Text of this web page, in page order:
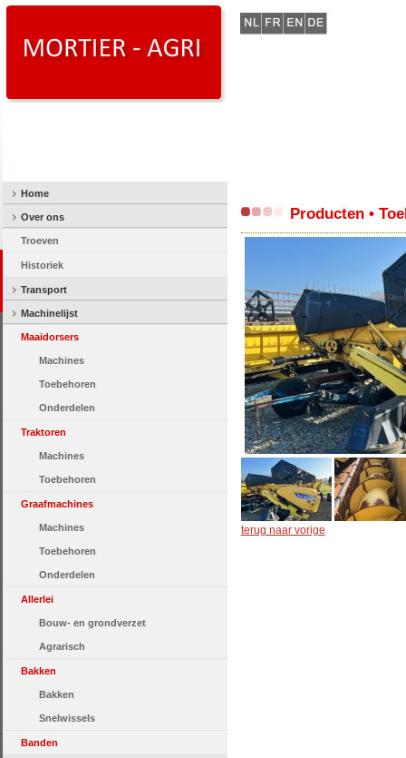
Home
Over ons
Troeven
Historiek
Transport
Machinelijst
Maaidorsers
Machines
Toebehoren
Onderdelen
Traktoren
Machines
Toebehoren
Graafmachines
Machines
Toebehoren
Onderdelen
Allerlei
Bouw- en grondverzet
Agrarisch
Bakken
Bakken
Snelwissels
Banden
Producten •
terug naar vorige